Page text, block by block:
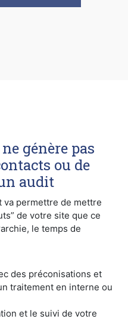
génère pas
ou de
audit
va permettre de mettre
de votre site que ce
le temps de
des préconisations et
traitement en interne ou
et le suivi de votre